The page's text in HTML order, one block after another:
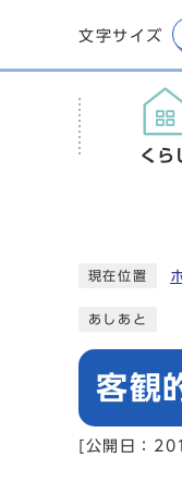
文字サイズ
くら
現在位置
あしあと
客観
[公開日：